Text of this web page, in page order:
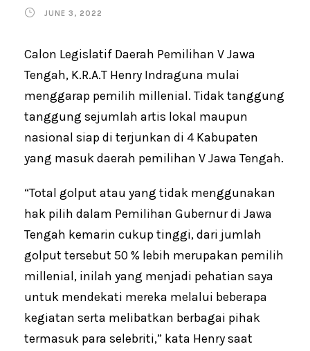
JUNE 3, 2022
Calon Legislatif Daerah Pemilihan V Jawa
Tengah, K.R.A.T Henry Indraguna mulai
menggarap pemilih millenial. Tidak tanggung
tanggung sejumlah artis lokal maupun
nasional siap di terjunkan di 4 Kabupaten
yang masuk daerah pemilihan V Jawa Tengah.
“Total golput atau yang tidak menggunakan
hak pilih dalam Pemilihan Gubernur di Jawa
Tengah kemarin cukup tinggi, dari jumlah
golput tersebut 50 % lebih merupakan pemilih
millenial, inilah yang menjadi pehatian saya
untuk mendekati mereka melalui beberapa
kegiatan serta melibatkan berbagai pihak
termasuk para selebriti,” kata Henry saat